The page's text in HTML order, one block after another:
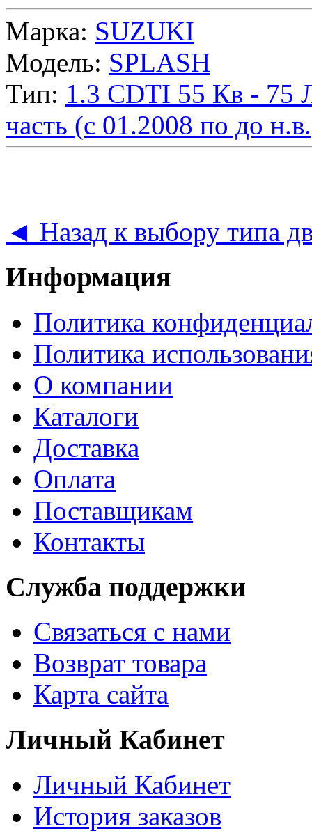
Марка: SUZUKI
Модель: SPLASH
Тип: 1.3 CDTI 55 Кв - 75
часть (с 01.2008 по до
◄ Назад к выбору типа
Информация
Политика
Политика
О компании
Каталоги
Доставка
Оплата
Поставщикам
Контакты
Служба поддержки
Связаться с нами
Возврат товара
Карта сайта
Личный Кабинет
Личный Кабинет
История заказов